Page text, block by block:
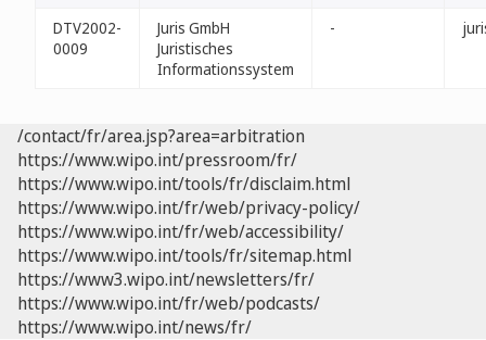
DTV2002-
0009
Juris GmbH
Juristisches
Informationssystem
-
/contact/fr/area.jsp?area=arbitration
https://www.wipo.int/pressroom/fr/
https://www.wipo.int/tools/fr/disclaim.html
https://www.wipo.int/fr/web/privacy-policy/
https://www.wipo.int/fr/web/accessibility/
https://www.wipo.int/tools/fr/sitemap.html
https://www3.wipo.int/newsletters/fr/
https://www.wipo.int/fr/web/podcasts/
https://www.wipo.int/news/fr/